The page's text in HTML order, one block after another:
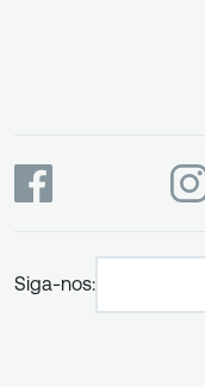
Siga-nos: